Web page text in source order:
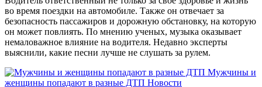
во время поездки на автомобиле. Также он отвечает за
безопасность пассажиров и дорожную обстановку, на которую
он может повлиять. По мнению ученых, музыка оказывает
немаловажное влияние на водителя. Недавно эксперты
выяснили, какие песни лучше не слушать за рулем.
Мужчины и
женщины попадают в разные ДТП Новости